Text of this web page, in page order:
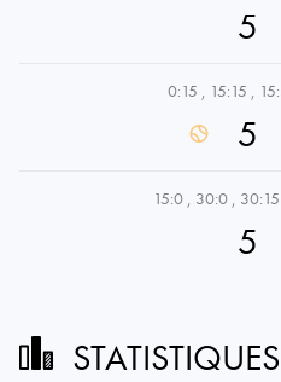
5
0:15 , 15:15 ,
5
15:0 , 30:0 , 30:15
5
STATISTIQUES